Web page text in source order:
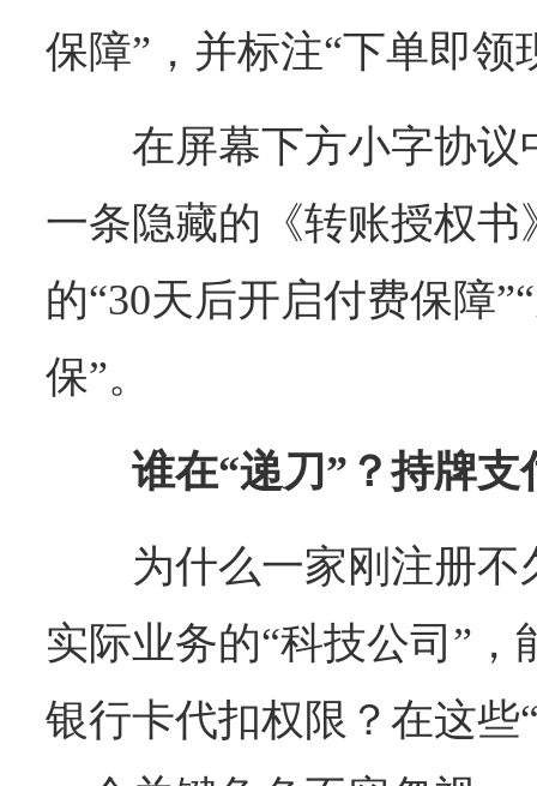
保障”，并标注“下单即领
在屏幕下方小字协
一条隐藏的《转账授权
的“30天后开启付费保障
保”。
谁在“递刀”？持牌
为什么一家刚注册
实际业务的“科技公司”
银行卡代扣权限？在这些